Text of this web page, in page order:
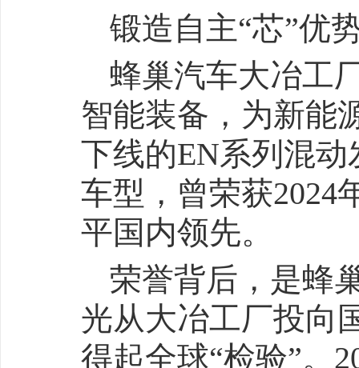
锻造自主“芯”优
蜂巢汽车大冶工
智能装备，为新能
下线的EN系列混
车型，曾荣获2024
平国内领先。
荣誉背后，是蜂
光从大冶工厂投向
得起全球“检验”。